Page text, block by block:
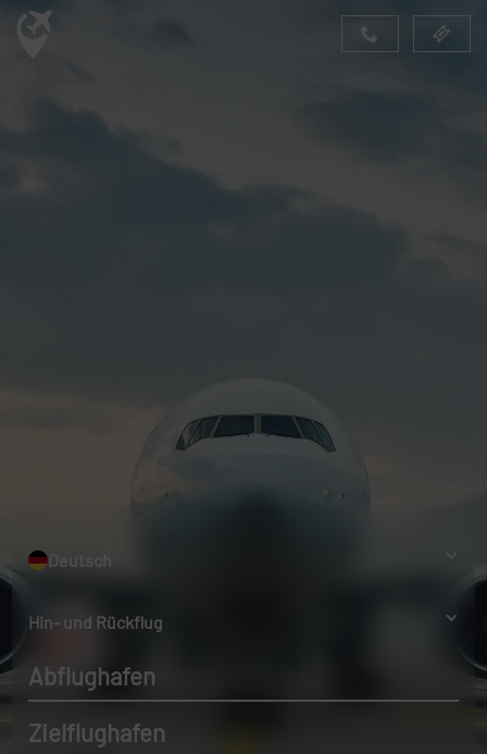
Deutsch
Hin- und Rückflug
Abflughafen
Zielflughafen